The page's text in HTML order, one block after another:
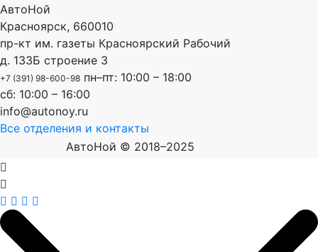
АвтоНой
Красноярск, 660010
пр-кт им. газеты Красноярский Рабочий
д. 133Б строение 3
+7 (391) 98-600-98 пн–пт: 10:00 – 18:00
сб: 10:00 – 16:00
info@autonoy.ru
Все отделения и контакты
АвтоНой © 2018–2025